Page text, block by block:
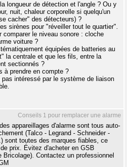
longueur de détection et l'angle ? Ou y
nuit, chaleur corporelle si quelqu'un
cacher" des détecteurs) ?
sirènes pour "réveiller tout le quartier".
comparer le niveau sonore : cloche
voiture ?
équipées de batteries au
la centrale et que les fils, entre la
sectionnés ?
à prendre en compte ?
intéressé par le système de liaison
Conseils 1 pour remplacer une alarme
appareillages d'alarme sont tous auto-
(Talco - Legrand - Schneider -
sont toutes des marques fiables, ce
prix. Évitez d'acheter en GSB
Bricolage). Contactez un professionnel